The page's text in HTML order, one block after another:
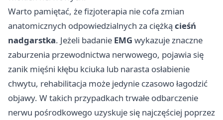
Warto pamiętać, że fizjoterapia nie cofa zmian
anatomicznych odpowiedzialnych za ciężką cieśń
nadgarstka. Jeżeli badanie EMG wykazuje znaczne
zaburzenia przewodnictwa nerwowego, pojawia się
zanik mięśni kłębu kciuka lub narasta osłabienie
chwytu, rehabilitacja może jedynie czasowo łagodzić
objawy. W takich przypadkach trwałe odbarczenie
nerwu pośrodkowego uzyskuje się najczęściej poprzez